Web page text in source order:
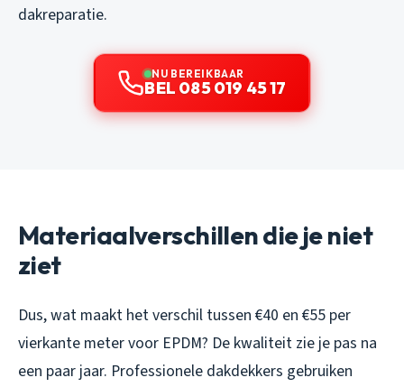
dakreparatie.
NU BEREIKBAAR
BEL 085 019 45 17
Materiaalverschillen die je niet
ziet
Dus, wat maakt het verschil tussen €40 en €55 per
vierkante meter voor EPDM? De kwaliteit zie je pas na
een paar jaar. Professionele dakdekkers gebruiken